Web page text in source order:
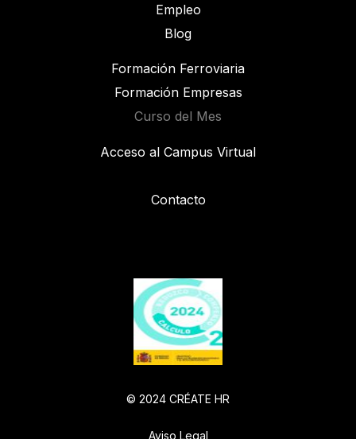
Empleo
Blog
Formación Ferroviaria
Formación Empresas
Curso del Mes
Acceso al Campus Virtual
Contacto
© 2024 CRÉATE HR
Aviso Legal